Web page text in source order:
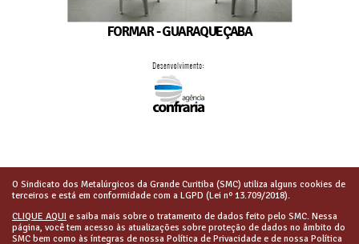
FORMAR - GUARAQUEÇABA
O Sindicato dos Metalúrgicos da Grande Curitiba (SMC) utiliza alguns cookies de
terceiros e está em conformidade com a LGPD (Lei nº 13.709/2018).
CLIQUE AQUI e saiba mais sobre o tratamento de dados feito pelo SMC. Nessa
página, você tem acesso às atualizações sobre proteção de dados no âmbito do
SMC bem como às íntegras de nossa Política de Privacidade e de nossa Política